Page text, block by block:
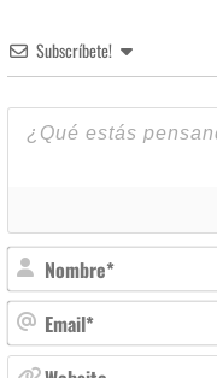
Subscríbete!